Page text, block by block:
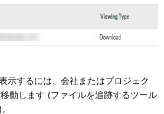
示するには、会社またはプロジェク
動します (ファイルを追跡するツール